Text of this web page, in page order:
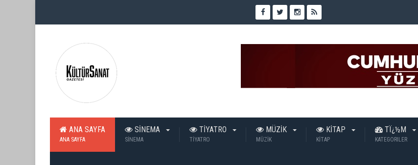
ANA SAYFA
ANA SAYFA
SİNEMA
SİNEMA
TİYATRO
TİYATRO
MÜZİK
MÜZİK
KİTAP
KİTAP
TÏ¿½M
KATEGORILER